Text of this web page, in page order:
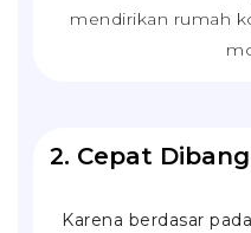
mendirikan rumah
2. Cepat
Karena berdasar